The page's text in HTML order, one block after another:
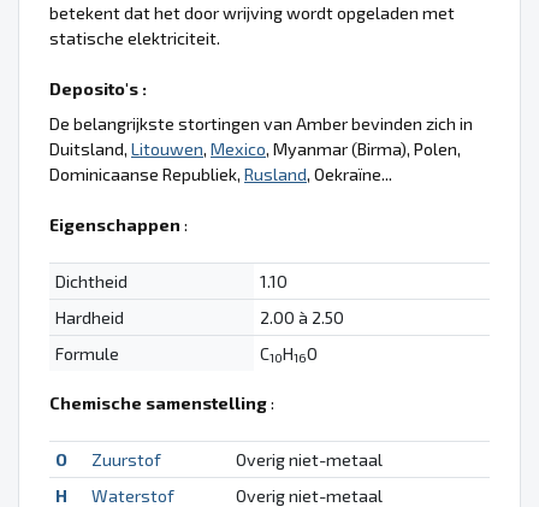
betekent dat het door wrijving wordt opgeladen met
statische elektriciteit.
Deposito's :
De belangrijkste stortingen van Amber bevinden zich in
Duitsland, Litouwen, Mexico, Myanmar (Birma), Polen,
Dominicaanse Republiek, Rusland, Oekraïne...
Eigenschappen :
Dichtheid
1.10
Hardheid
2.00 à 2.50
Formule
C10H16O
Chemische samenstelling:
O Zuurstof
Overig niet-metaal
H
Waterstof
Overig niet-metaal